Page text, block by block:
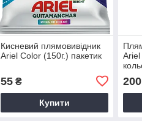
Кисневий плямовивідник
Ariel Color (150г.) пакетик
55₴
Купити
200